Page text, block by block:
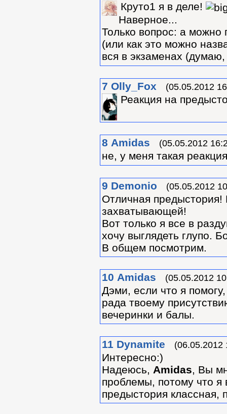
Круто1 я в деле!
Наверное...
Только вопрос: а можно
(или как это можно
вся в экзаменах
7 Olly_Fox (05.05.2012
Реакция на
8 Amidas (05.05.2012
не, у меня такая
9 Demonio (05.05.2012
Отличная
захватывающей!
Вот только я все в
хочу выглядеть глупо.
В общем посмотрим.
10 Amidas (05.05.2012
Дэми, если что я
рада твоему
вечеринки и балы.
11 Dynamite (06.05.2012
Интересно:)
Надеюсь, Amidas, Вы
проблемы, потому что я
предыстория классная,